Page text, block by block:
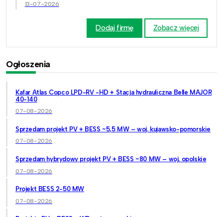
13-07-2026
Dodaj firmę Zobacz więcej
Ogłoszenia
Kafar Atlas Copco LPD-RV -HD + Stacja hydrauliczna Belle MAJOR
40-140
07-08-2026
Sprzedam projekt PV + BESS ~5,5 MW – woj. kujawsko-pomorskie
07-08-2026
Sprzedam hybrydowy projekt PV + BESS ~80 MW – woj. opolskie
07-08-2026
Projekt BESS 2-50 MW
07-08-2026